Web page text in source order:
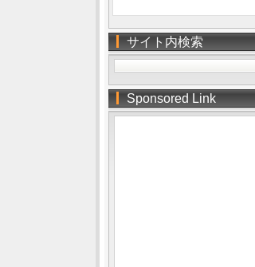
サイト内検索
Sponsored Link